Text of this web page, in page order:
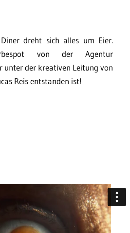
dreht sich alles um Eier.
von der Agentur
unter der kreativen Leitung von
Reis entstanden ist!